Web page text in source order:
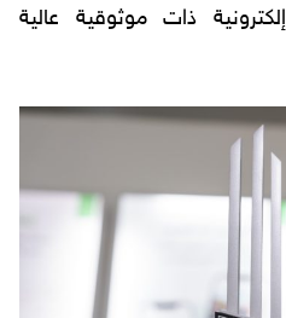
ذات موثوقية عالية